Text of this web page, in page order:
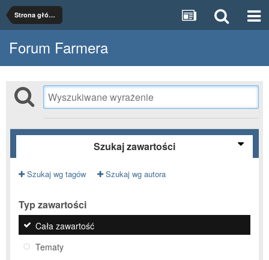
Strona główna
Forum Farmera
Szukaj zawartości
Szukaj wg tagów Szukaj wg autora
Typ zawartości
Cała zawartość
Tematy